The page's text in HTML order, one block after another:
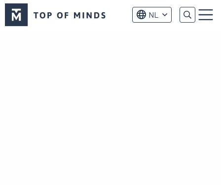
of
NL Menu